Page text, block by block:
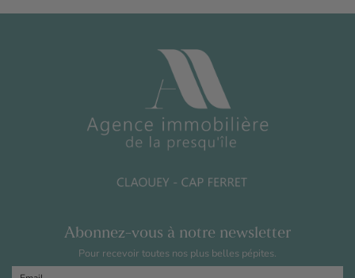
Abonnez-vous à notre newsletter
Pour recevoir toutes nos plus belles pépites.